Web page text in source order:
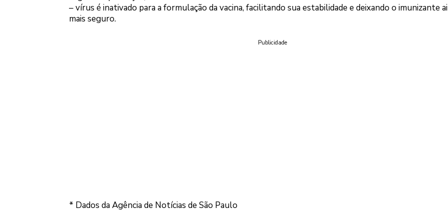
– vírus é inativado para a formulação da vacina, facilitando sua estabilidade e deixando o imunizante
mais seguro.
Publicidade
* Dados da Agência de Notícias de São Paulo